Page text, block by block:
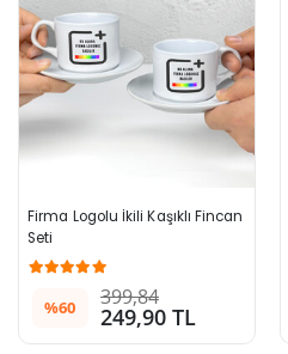
Firma Logolu İkili Kaşıklı Fincan
Seti
%60 399,84
249,90 TL